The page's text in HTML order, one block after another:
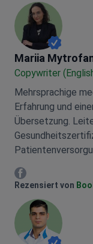
Mariia
Mariia
Copywriter
Mehrsprachige
Erfahrung und
Übersetzung.
Mariia
Rezensiert von